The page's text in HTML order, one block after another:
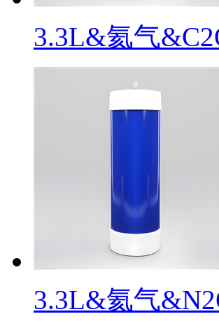
3.3L&氦气
3.3L&氦气